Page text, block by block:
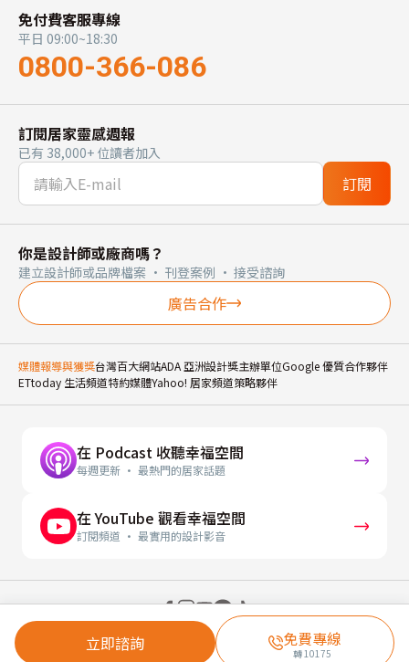
立即諮詢 免費專線
轉10175
免付費客服專線
平日 09:00~18:30
0800-366-086
訂閱居家靈感週報
已有 38,000+ 位讀者加入
訂閱
你是設計師或廠商嗎？
建立設計師或品牌檔案 · 刊登案例 · 接受諮詢
廣告合作
媒體報導與獲獎台灣百大網站ADA 亞洲設計獎主辦單位Google 優質合作夥伴
ETtoday 生活頻道特約媒體Yahoo! 居家頻道策略夥伴
在 Podcast 收聽幸福空間
每週更新 · 最熱門的居家話題
在 YouTube 觀看幸福空間
訂閱頻道 · 最實用的設計影音
© 2026 幸福空間 Gorgeous Space Co., Ltd.